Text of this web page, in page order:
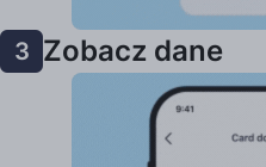
3 Zobacz dane